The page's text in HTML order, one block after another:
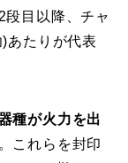
段目以降、チャ
あたりが代表
種が火力を出
これらを封印